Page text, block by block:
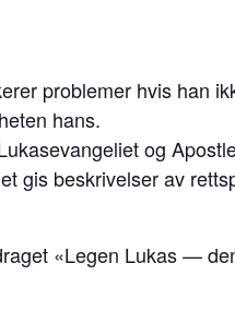
problemer hvis han
hans.
og
gis beskrivelser av
«Legen Lukas —